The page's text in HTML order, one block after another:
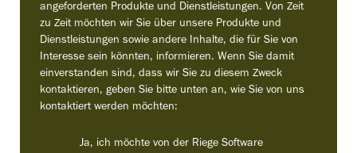
angeforderten Produkte und Dienstleistungen. Von Zeit
zu Zeit möchten wir Sie über unsere Produkte und
Dienstleistungen sowie andere Inhalte, die für Sie von
Interesse sein könnten, informieren. Wenn Sie damit
einverstanden sind, dass wir Sie zu diesem Zweck
kontaktieren, geben Sie bitte unten an, wie Sie von uns
kontaktiert werden möchten:
Ja, ich möchte von der Riege Software